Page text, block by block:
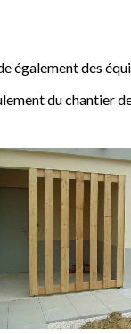
également des
du chantier